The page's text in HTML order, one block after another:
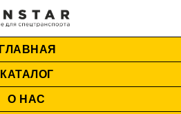
ГЛАВНАЯ
КАТАЛОГ
О НАС